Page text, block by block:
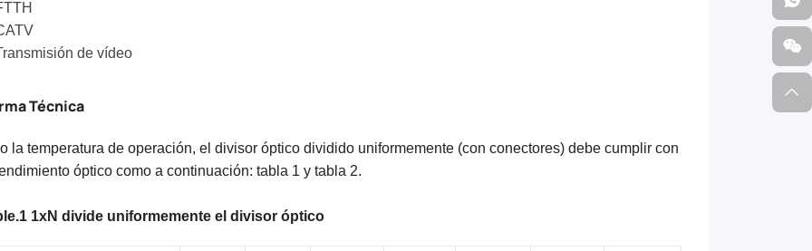
de vídeo
Técnica
la temperatura de operación, el divisor óptico dividido uniformemente (con conectores) debe cumplir con
óptico como a continuación: tabla 1 y tabla 2.
1xN divide uniformemente el divisor óptico